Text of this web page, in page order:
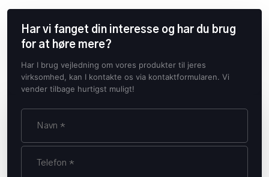
Har vi fanget din interesse og har du brug
for at høre mere?
Har I brug vejledning om vores produkter til jeres
virksomhed, kan I kontakte os via kontaktformularen. Vi
vender tilbage hurtigst muligt!